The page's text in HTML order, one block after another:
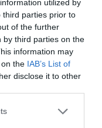
utilized by
third parties prior to
of the further
by third parties on the
information may
the IAB’s List of
disclose it to other
Έχουν
και την
Ο
έχει έναν
και
όχι
ότι
και τους